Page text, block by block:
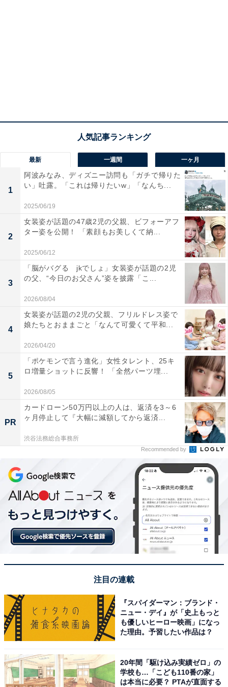
最新 一週間 一ヶ月
1
阿波みなみ、ディズニー訪問も「ガチで帰りた
い」吐露。「これは帰りたいw」「なんち...
2025/06/19
2
女装姿が話題の47歳2児の父親、ビフォーアフ
ター姿を公開！ 「素顔もお美しくて納...
2025/06/12
3
「脳がバグる jkでしょ」女装姿が話題の2児
の父、“今日のお父さん”姿を披露「こ...
2026/08/04
4
女装姿が話題の2児の父親、フリルドレス姿で
娘たちとおままごと「なんて可愛くて平和...
2026/04/20
5
「ポケモンで言う進化」女性タレント、25キ
ロ増量ショットに反響！ 「全然パーツ埋...
2026/08/05
PR
カードローン50万円以上の人は、返済を3～6
ヶ月停止して『大幅に減額してから返済...
渋谷法務総合事務所
Recommended by
注目の連載
『スパイダーマン：ブランド・
ニュー・デイ』が「史上もっと
も優しいヒーロー映画」になっ
た理由。予習したい作品は？
20年間「駆け込み実績ゼロ」の
学校も…「こども110番の家」
は本当に必要？ PTAが直面する